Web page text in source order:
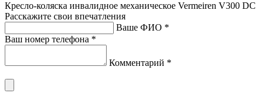
Кресло-коляска инвалидное механическое Vermeiren V300 DC
Расскажите свои впечатления
Ваше ФИО *
Ваш номер телефона *
Комментарий *